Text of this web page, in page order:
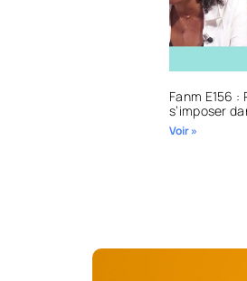
Fanm E156
s’imposer
Voir »